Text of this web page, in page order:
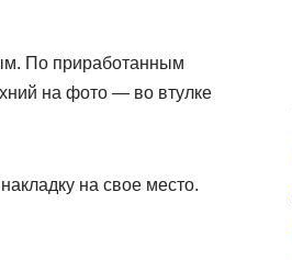
По приработанным
на фото — во втулке
на свое место.